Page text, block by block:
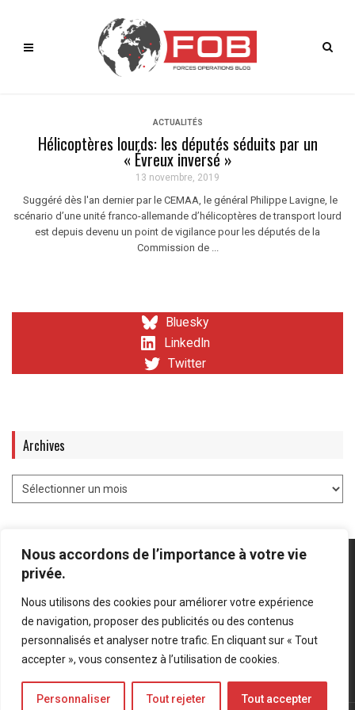
Nous accordons de l’importance à votre vie
privée.
Nous utilisons des cookies pour améliorer votre expérience
de navigation, proposer des publicités ou des contenus
personnalisés et analyser notre trafic. En cliquant sur « Tout
accepter », vous consentez à l’utilisation de cookies.
Personnaliser Tout rejeter Tout accepter
ACTUALITÉS
Hélicoptères lourds: les députés séduits par un
« Évreux inversé »
13 novembre, 2019
Suggéré dès l'an dernier par le CEMAA, le général Philippe Lavigne, le
scénario d’une unité franco-allemande d’hélicoptères de transport lourd
est depuis devenu un point de vigilance pour les députés de la
Commission de ...
Bluesky
LinkedIn
Twitter
Archives
Mentions légales Politique de confidentialité
Bluesky
LinkedIn
Twitter